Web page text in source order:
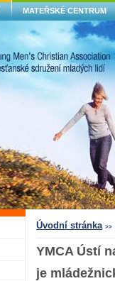
YMCA Ústí
je
MATEŘSKÉ CENTRUM
Úvodní stránka >>